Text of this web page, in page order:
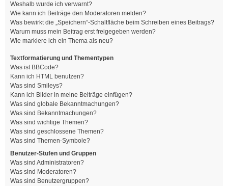
Weshalb wurde ich verwarnt?
Wie kann ich Beiträge den Moderatoren melden?
Was bewirkt die „Speichern“-Schaltfläche beim Schreiben eines Beitrags?
Warum muss mein Beitrag erst freigegeben werden?
Wie markiere ich ein Thema als neu?
Textformatierung und Thementypen
Was ist BBCode?
Kann ich HTML benutzen?
Was sind Smileys?
Kann ich Bilder in meine Beiträge einfügen?
Was sind globale Bekanntmachungen?
Was sind Bekanntmachungen?
Was sind wichtige Themen?
Was sind geschlossene Themen?
Was sind Themen-Symbole?
Benutzer-Stufen und Gruppen
Was sind Administratoren?
Was sind Moderatoren?
Was sind Benutzergruppen?